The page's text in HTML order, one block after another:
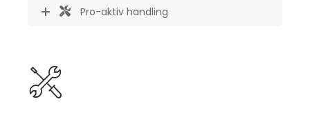
Pro-aktiv handling